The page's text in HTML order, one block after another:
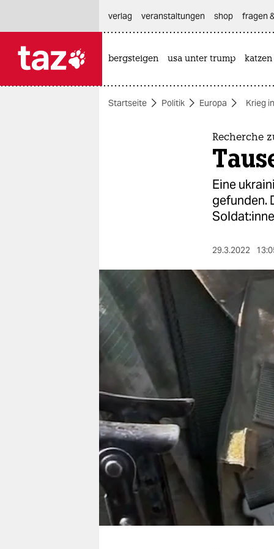
themen
berlin
nord
wahrheit
verlag
verlag
veranstaltungen
shop
fragen & hilfe
unterstützen
abo
genossenschaft
verlag
veranstaltungen shop fragen
bergsteigen usa unter trump katzen
Startseite Politik Europa Krieg
Recherche
Eine
gefunden.
29.3.2022